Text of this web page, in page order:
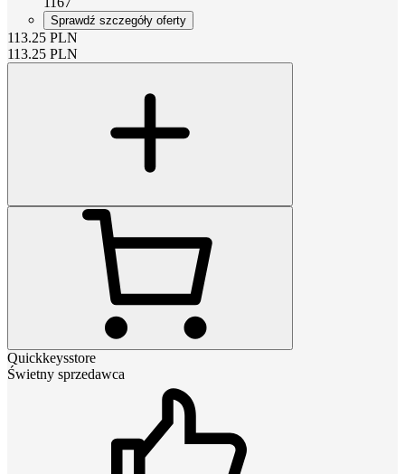
Sprawdź szczegóły oferty
113.25 PLN
113.25 PLN
Quickkeysstore
Świetny sprzedawca